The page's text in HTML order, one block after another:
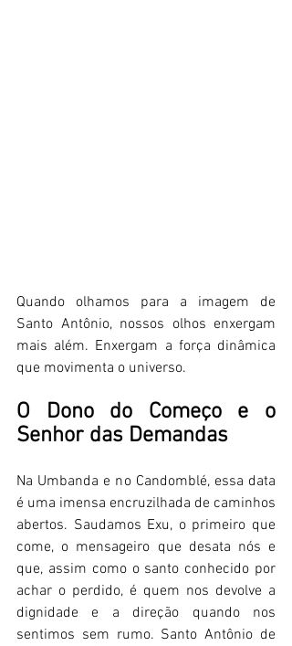
Quando olhamos para a imagem de
Santo Antônio, nossos olhos enxergam
mais além. Enxergam a força dinâmica
que movimenta o universo.
O Dono do Começo e o
Senhor das Demandas
Na Umbanda e no Candomblé, essa data
é uma imensa encruzilhada de caminhos
abertos. Saudamos Exu, o primeiro que
come, o mensageiro que desata nós e
que, assim como o santo conhecido por
achar o perdido, é quem nos devolve a
dignidade e a direção quando nos
sentimos sem rumo. Santo Antônio de